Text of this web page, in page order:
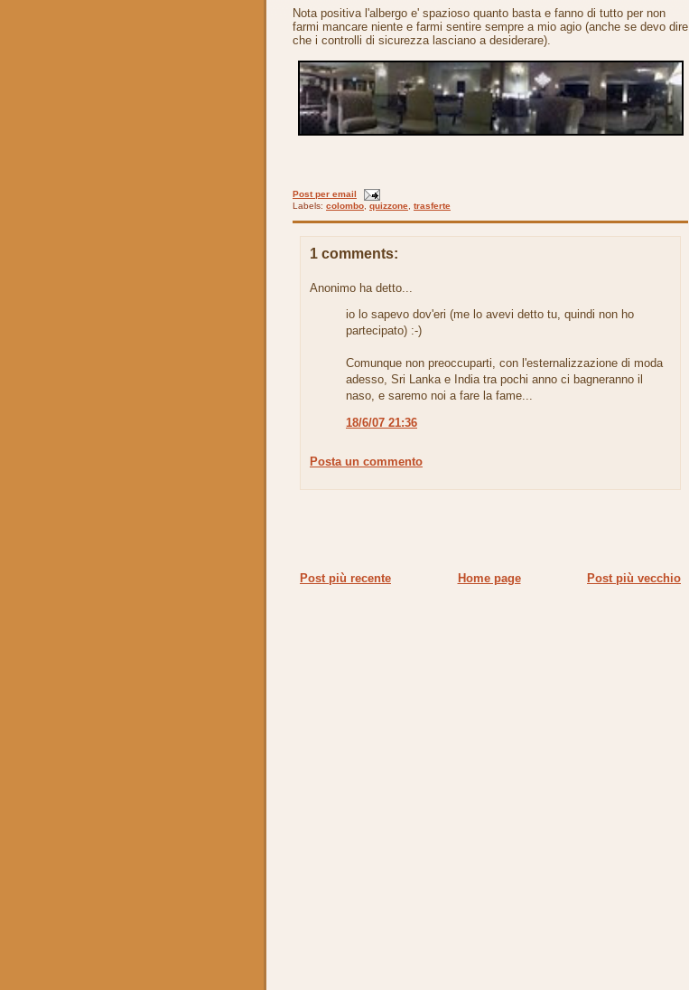
Nota positiva l'albergo e' spazioso quanto basta e fanno di tutto per non
farmi mancare niente e farmi sentire sempre a mio agio (anche se devo dire
che i controlli di sicurezza lasciano a desiderare).
Post per email
Labels: colombo quizzone trasferte
1 comments:
Anonimo ha detto...
io lo sapevo dov'eri (me lo avevi detto tu, quindi non ho
partecipato) :-)
Comunque non preoccuparti, con l'esternalizzazione di moda
adesso, Sri Lanka e India tra pochi anno ci bagneranno il
naso, e saremo noi a fare la fame...
18/6/07 21:36
Posta un commento
Post più recente Post più vecchio
Home page